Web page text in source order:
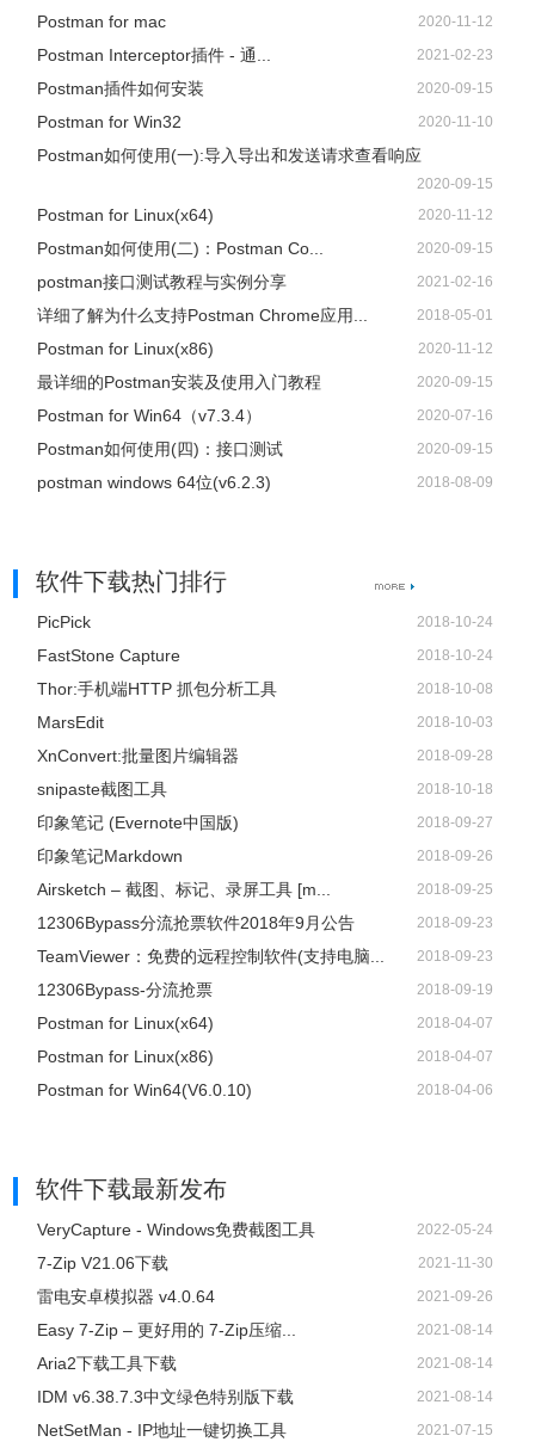
Postman for mac 2020-11-12
Postman Interceptor插件 - 通... 2021-02-23
Postman插件如何安装 2020-09-15
Postman for Win32 2020-11-10
Postman如何使用(一):导入导出和发送请求查看响应
2020-09-15
Postman for Linux(x64) 2020-11-12
Postman如何使用(二)：Postman Co... 2020-09-15
postman接口测试教程与实例分享 2021-02-16
详细了解为什么支持Postman Chrome应用... 2018-05-01
Postman for Linux(x86) 2020-11-12
最详细的Postman安装及使用入门教程 2020-09-15
Postman for Win64（v7.3.4） 2020-07-16
Postman如何使用(四)：接口测试 2020-09-15
postman windows 64位(v6.2.3) 2018-08-09
软件下载热门排行
PicPick 2018-10-24
FastStone Capture 2018-10-24
Thor:手机端HTTP 抓包分析工具 2018-10-08
MarsEdit 2018-10-03
XnConvert:批量图片编辑器 2018-09-28
snipaste截图工具 2018-10-18
印象笔记 (Evernote中国版) 2018-09-27
印象笔记Markdown 2018-09-26
Airsketch – 截图、标记、录屏工具 [m... 2018-09-25
12306Bypass分流抢票软件2018年9月公告 2018-09-23
TeamViewer：免费的远程控制软件(支持电脑... 2018-09-23
12306Bypass-分流抢票 2018-09-19
Postman for Linux(x64) 2018-04-07
Postman for Linux(x86) 2018-04-07
Postman for Win64(V6.0.10) 2018-04-06
软件下载最新发布
VeryCapture - Windows免费截图工具 2022-05-24
7-Zip V21.06下载 2021-11-30
雷电安卓模拟器 v4.0.64 2021-09-26
Easy 7-Zip – 更好用的 7-Zip压缩... 2021-08-14
Aria2下载工具下载 2021-08-14
IDM v6.38.7.3中文绿色特别版下载 2021-08-14
NetSetMan - IP地址一键切换工具 2021-07-15